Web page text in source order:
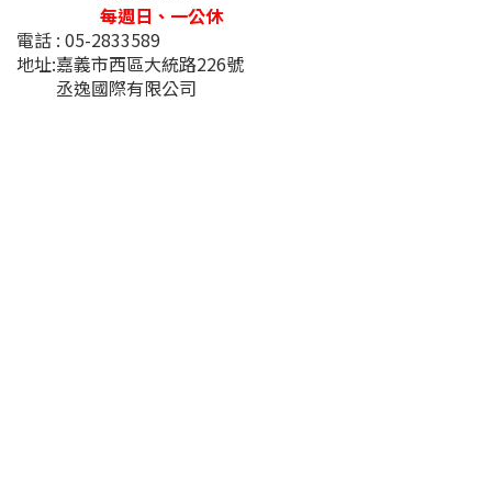
每週日、一公休
電話 : 05-2833589
地址:嘉義市西區大統路226號
丞逸國際有限公司